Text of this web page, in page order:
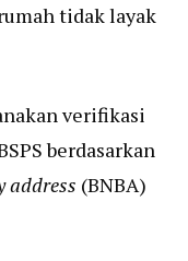
tidak layak
verifikasi
berdasarkan
address (BNBA)